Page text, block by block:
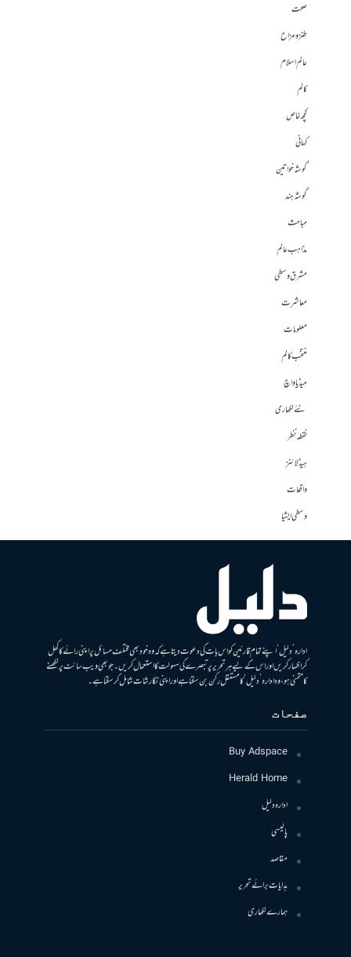
صحت
طنز و مزاح
عالم اسلام
کالم
کچھ خاص
کہانی
گوشہ خواتین
گوشہ ہند
مباحث
مذاہب عالم
مشرق وسطی
معاشرت
معلومات
منتخب کالم
میڈیا واچ
نئے لکھاری
نقطہ نظر
ہیڈلائنز
واقعات
وسطی ایشیا
ادارہ ’دلیل‘ اپنے تمام قارئین کو اس بات کی دعوت دیتا ہے کہ وہ خود بھی مختلف مسائل پر اپنی رائے کا کھل
کر اظہار کریں اور اس کے لیے ہر تحریر پر تبصرے کی سہولت کا استعمال کریں۔ جو بھی ویب سائٹ پر لکھنے
کا متمنی ہو، وہ ادارہ ’دلیل‘ کا مستقل رکن بن سکتا ہے اور اپنی نگارشات شامل کرسکتا ہے۔
صفحات
Buy Adspace
Herald Home
ادارہ دلیل
پالیسی
مقاصد
ہدایات برائے تحریر
ہمارے لکھاری